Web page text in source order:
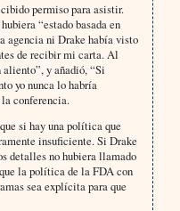
permiso para asistir.
“estado basada en
agencia ni Drake había visto
de recibir mi carta. Al
y añadió, “Si
yo nunca lo habría
conferencia.
si hay una política que
insuficiente. Si Drake
detalles no hubiera llamado
la política de la FDA con
sea explícita para que